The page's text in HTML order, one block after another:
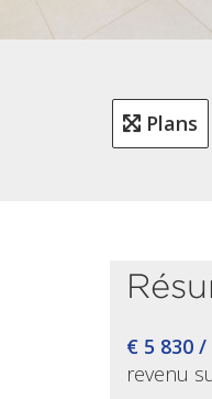
Plans
€ 5 830
revenu